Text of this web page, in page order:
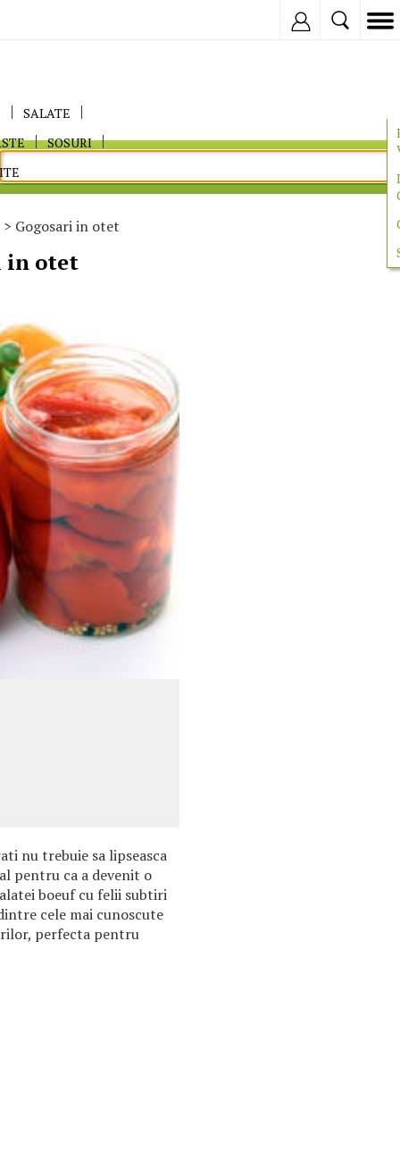
SALATE
SOSURI
> Gogosari in otet
in otet
nu trebuie sa lipseasca
pentru ca a devenit o
boeuf cu felii subtiri
cele mai cunoscute
perfecta pentru